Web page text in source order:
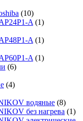
(10)
A (1)
A (1)
A (1)
(6)
(4)
водяные (8)
без нагрева (1)